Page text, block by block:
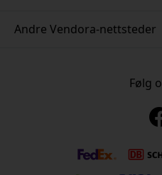
Andre Vendora-nettsteder
www.myfirst.se
Følg